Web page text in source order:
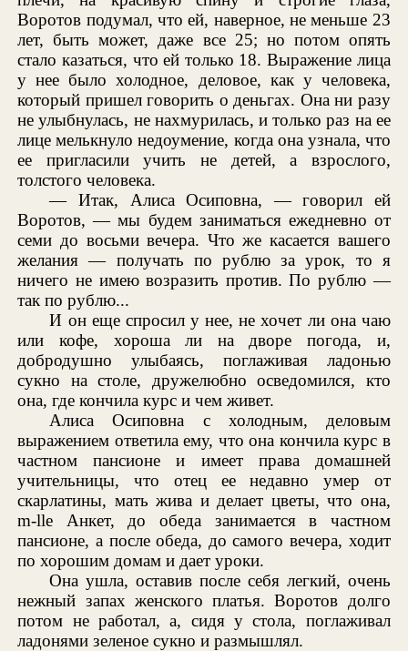
Воротов подумал, что ей, наверное, не меньше 23
лет, быть может, даже все 25; но потом опять
стало казаться, что ей только 18. Выражение лица
у нее было холодное, деловое, как у человека,
который пришел говорить о деньгах. Она ни разу
не улыбнулась, не нахмурилась, и только раз на ее
лице мелькнуло недоумение, когда она узнала, что
ее пригласили учить не детей, а взрослого,
толстого человека.
— Итак, Алиса Осиповна, — говорил ей
Воротов, — мы будем заниматься ежедневно от
семи до восьми вечера. Что же касается вашего
желания — получать по рублю за урок, то я
ничего не имею возразить против. По рублю —
так по рублю...
И он еще спросил у нее, не хочет ли она чаю
или кофе, хороша ли на дворе погода, и,
добродушно улыбаясь, поглаживая ладонью
сукно на столе, дружелюбно осведомился, кто
она, где кончила курс и чем живет.
Алиса Осиповна с холодным, деловым
выражением ответила ему, что она кончила курс в
частном пансионе и имеет права домашней
учительницы, что отец ее недавно умер от
скарлатины, мать жива и делает цветы, что она,
m-lle Анкет, до обеда занимается в частном
пансионе, а после обеда, до самого вечера, ходит
по хорошим домам и дает уроки.
Она ушла, оставив после себя легкий, очень
нежный запах женского платья. Воротов долго
потом не работал, а, сидя у стола, поглаживал
ладонями зеленое сукно и размышлял.